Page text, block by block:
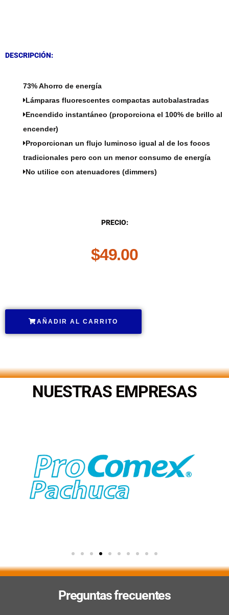
DESCRIPCIÓN:
73% Ahorro de energía
Lámparas fluorescentes compactas autobalastradas
Encendido instantáneo (proporciona el 100% de brillo al
encender)
Proporcionan un flujo luminoso igual al de los focos
tradicionales pero con un menor consumo de energía
No utilice con atenuadores (dimmers)
PRECIO:
$49.00
AÑADIR AL CARRITO
NUESTRAS EMPRESAS
Preguntas frecuentes